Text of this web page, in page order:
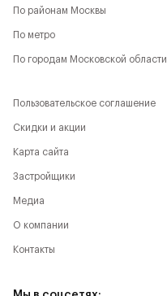
По районам Москвы
По метро
По городам Московской области
Пользовательское соглашение
Скидки и акции
Карта сайта
Застройщики
Медиа
О компании
Контакты